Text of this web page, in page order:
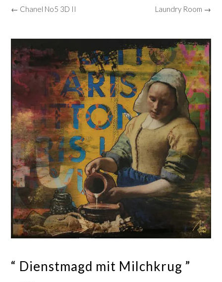
← Chanel No5 3D II Laundry Room →
“ Dienstmagd mit Milchkrug ”